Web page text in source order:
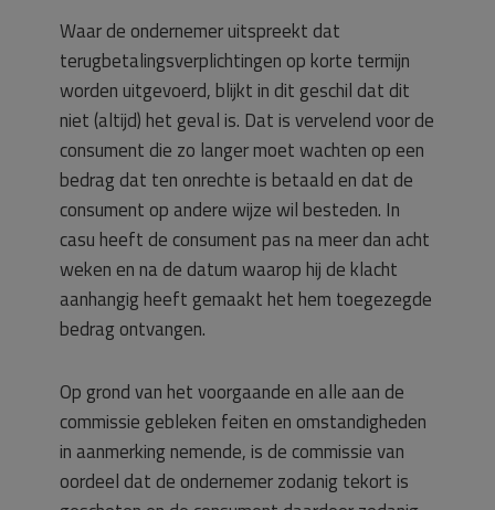
Waar de ondernemer uitspreekt dat
terugbetalingsverplichtingen op korte termijn
worden uitgevoerd, blijkt in dit geschil dat dit
niet (altijd) het geval is. Dat is vervelend voor de
consument die zo langer moet wachten op een
bedrag dat ten onrechte is betaald en dat de
consument op andere wijze wil besteden. In
casu heeft de consument pas na meer dan acht
weken en na de datum waarop hij de klacht
aanhangig heeft gemaakt het hem toegezegde
bedrag ontvangen.
Op grond van het voorgaande en alle aan de
commissie gebleken feiten en omstandigheden
in aanmerking nemende, is de commissie van
oordeel dat de ondernemer zodanig tekort is